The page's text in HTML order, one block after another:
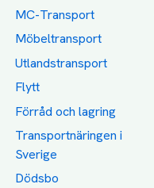
MC-Transport
Möbeltransport
Utlandstransport
Flytt
Förråd och lagring
Transportnäringen i
Sverige
Dödsbo